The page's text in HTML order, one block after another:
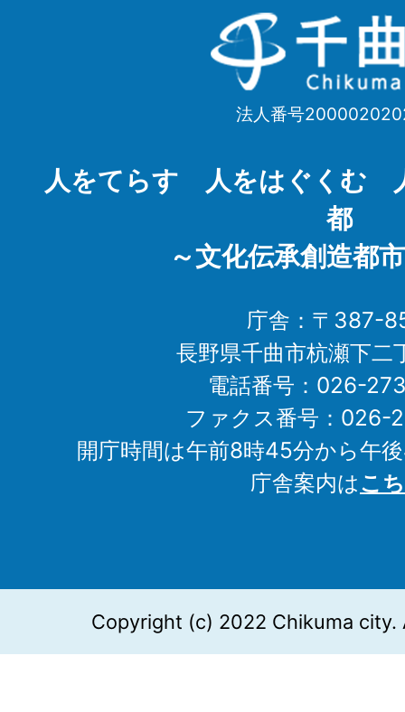
千
曲
Chikuma
法人番号
人をてらす 人をはぐくむ
都
～文化伝承創造都
庁舎：〒387-
長野県千曲市杭瀬下二
電話番号：026-
ファクス番号：026-
開庁時間は午前8時45分から午
庁舎案内はこ
Copyright (c) 2022 Chikuma city.